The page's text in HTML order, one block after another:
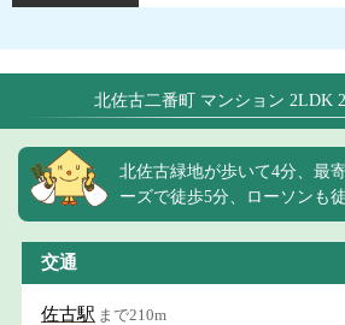
北佐古二番町 マンション 2LDK
北佐古緑地が歩いて4分、最
ーズで徒歩5分、ローソンも
交通
佐古駅 まで210m